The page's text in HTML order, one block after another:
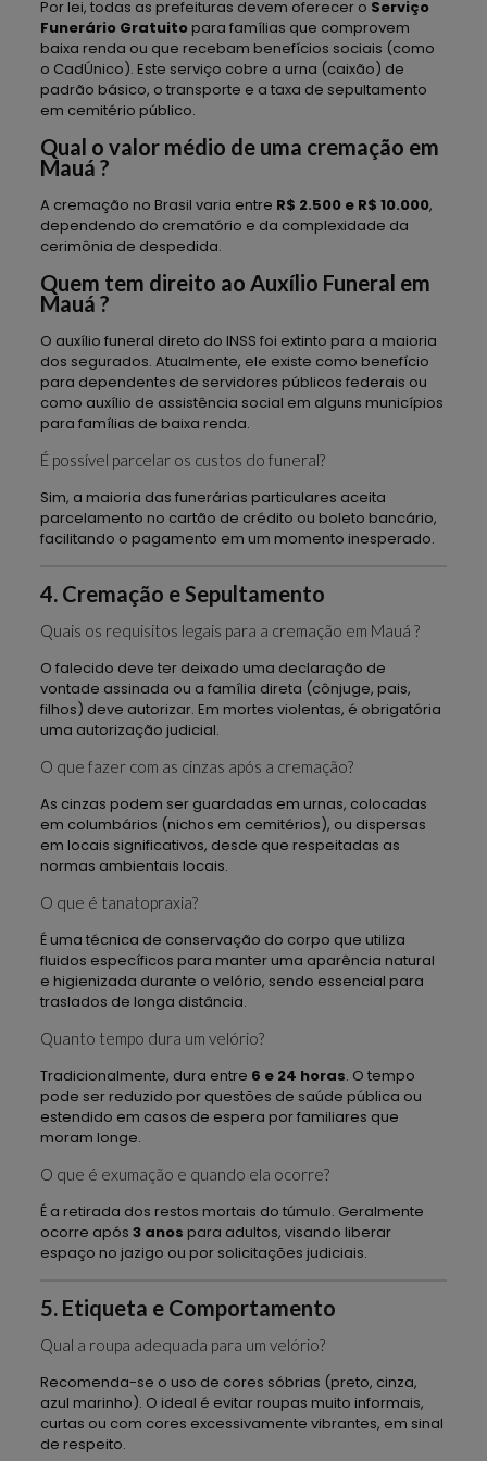
Por lei, todas as prefeituras devem oferecer o Serviço
Funerário Gratuitopara famílias que comprovem
baixa renda ou que recebam benefícios sociais (como
o CadÚnico). Este serviço cobre a urna (caixão) de
padrão básico, o transporte e a taxa de sepultamento
em cemitério público.
Qual o valor médio de uma cremação em
Mauá ?
A cremação no Brasil varia entre R$ 2.500 e R$ 10.000,
dependendo do crematório e da complexidade da
cerimônia de despedida.
Quem tem direito ao Auxílio Funeral em
Mauá ?
O auxílio funeral direto do INSS foi extinto para a maioria
dos segurados. Atualmente, ele existe como benefício
para dependentes de servidores públicos federais ou
como auxílio de assistência social em alguns municípios
para famílias de baixa renda.
É possível parcelar os custos do funeral?
Sim, a maioria das funerárias particulares aceita
parcelamento no cartão de crédito ou boleto bancário,
facilitando o pagamento em um momento inesperado.
4. Cremação e Sepultamento
Quais os requisitos legais para a cremação em Mauá ?
O falecido deve ter deixado uma declaração de
vontade assinada ou a família direta (cônjuge, pais,
filhos) deve autorizar. Em mortes violentas, é obrigatória
uma autorização judicial.
O que fazer com as cinzas após a cremação?
As cinzas podem ser guardadas em urnas, colocadas
em columbários (nichos em cemitérios), ou dispersas
em locais significativos, desde que respeitadas as
normas ambientais locais.
O que é tanatopraxia?
É uma técnica de conservação do corpo que utiliza
fluidos específicos para manter uma aparência natural
e higienizada durante o velório, sendo essencial para
traslados de longa distância.
Quanto tempo dura um velório?
Tradicionalmente, dura entre 6 e 24 horas. O tempo
pode ser reduzido por questões de saúde pública ou
estendido em casos de espera por familiares que
moram longe.
O que é exumação e quando ela ocorre?
É a retirada dos restos mortais do túmulo. Geralmente
ocorre após 3 anos para adultos, visando liberar
espaço no jazigo ou por solicitações judiciais.
5. Etiqueta e Comportamento
Qual a roupa adequada para um velório?
Recomenda-se o uso de cores sóbrias (preto, cinza,
azul marinho). O ideal é evitar roupas muito informais,
curtas ou com cores excessivamente vibrantes, em sinal
de respeito.